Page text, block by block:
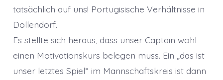
tatsächlich auf uns! Portugisische Verhältnisse in
Dollendorf.
Es stellte sich heraus, dass unser Captain wohl
einen Motivationskurs belegen muss. Ein „das ist
unser letztes Spiel“ im Mannschaftskreis ist dann